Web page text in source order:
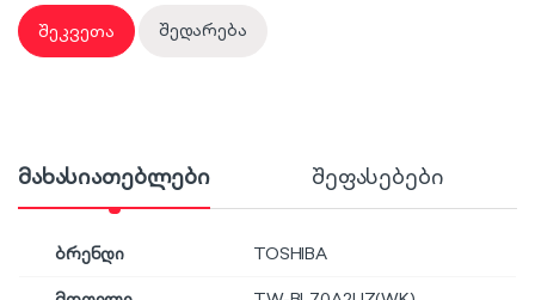
შეკვეთა შედარება
მახასიათებლები შეფასებები
ბრენდი
TOSHIBA